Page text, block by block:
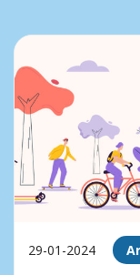
29-01-2024